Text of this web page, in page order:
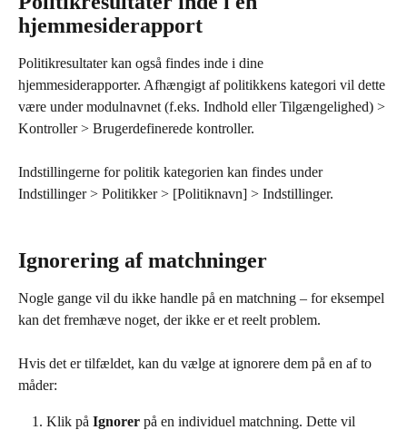
hjemmesiderapport
Politikresultater kan også findes inde i dine
hjemmesiderapporter. Afhængigt af politikkens kategori vil dette
være under modulnavnet (f.eks. Indhold eller Tilgængelighed) >
Kontroller > Brugerdefinerede kontroller.
Indstillingerne for politik kategorien kan findes under
Indstillinger > Politikker > [Politiknavn] > Indstillinger.
Ignorering af matchninger
Nogle gange vil du ikke handle på en matchning – for eksempel
kan det fremhæve noget, der ikke er et reelt problem.
Hvis det er tilfældet, kan du vælge at ignorere dem på en af to
måder:
Klik på Ignorer på en individuel matchning. Dette vil